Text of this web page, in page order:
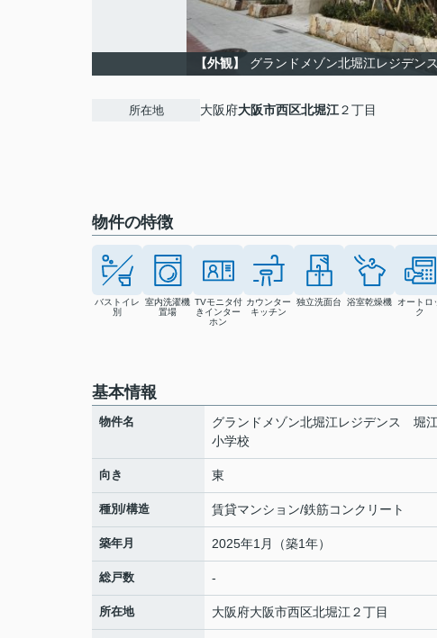
【外観】 グランドメゾン北堀江レジデン
所在地 大阪府大阪市西区北堀江２丁目
物件の特徴
バストイレ
別
室内洗濯機
置場
TVモニタ付
きインター
ホン
カウンター
キッチン
独立洗面台 浴室乾燥機
オートロ
ク
基本情報
物件名
グランドメゾン北堀江レジデンス 堀江
小学校
向き 東
種別/構造 賃貸マンション/鉄筋コンクリート
築年月 2025年1月（築1年）
総戸数 -
所在地 大阪府大阪市西区北堀江 ２丁目